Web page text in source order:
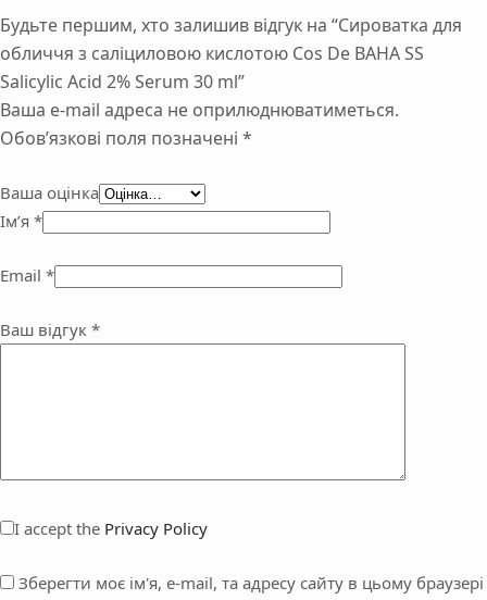
Будьте першим, хто залишив відгук на “Сироватка для
обличчя з саліциловою кислотою Cos De BAHA SS
Salicylic Acid 2% Serum 30 ml”
Ваша e-mail адреса не оприлюднюватиметься.
Обов’язкові поля позначені *
Ваша оцінка
Ім’я *
Email *
Ваш відгук *
I accept the Privacy Policy
Зберегти моє ім'я, e-mail, та адресу сайту в цьому браузері